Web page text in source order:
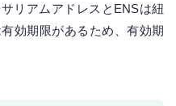
リアムアドレスとENSは紐
効期限があるため、有効期